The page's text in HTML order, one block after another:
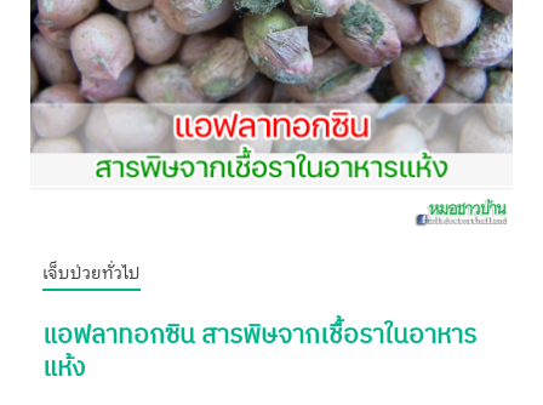
เจ็บป่วยทั่วไป
แอฟลาทอกซิน สารพิษจากเชื้อราในอาหาร
แห้ง